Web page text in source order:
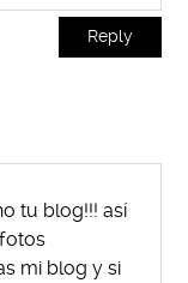
Reply
tu blog!!! así
mi blog y si